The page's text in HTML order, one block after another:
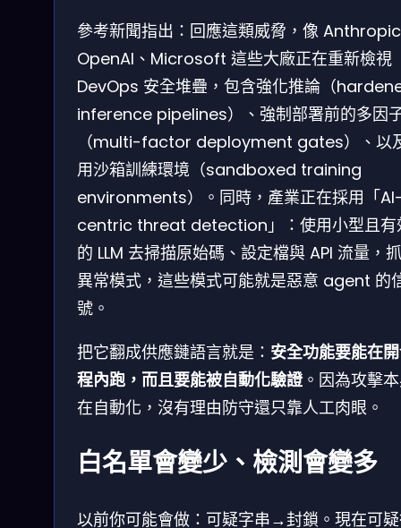
參考新聞指出：回應這類威脅，像
OpenAI、Microsoft 這些大廠正在重新檢視
DevOps 安全堆疊，包含強化推論（
inference pipelines）、強制部署前的多因
（multi-factor deployment gates）、以
用沙箱訓練環境（sandboxed training
environments）。同時，產業正在採用「
centric threat detection」：使用小型且有
的 LLM 去掃描原始碼、設定檔與 API 流量，
異常模式，這些模式可能就是惡意 agent 的
號。
把它翻成供應鏈語言就是： 安全功能要能在
程內跑，而且要能被自動化驗證。因為攻擊
在自動化，沒有理由防守還只靠人工肉眼。
白名單會變少、檢測會變多
以前你可能會做：可疑字串→封鎖。現在可